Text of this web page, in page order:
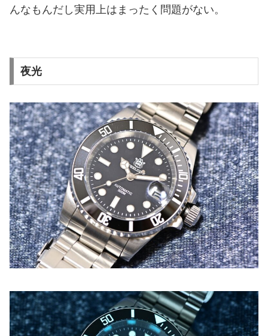
んなもんだし実用上はまったく問題がない。
夜光